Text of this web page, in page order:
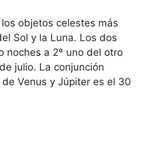
objetos celestes más
Sol y la Luna. Los dos
noches a 2º uno del otro
julio. La conjunción
Venus y Júpiter es el 30